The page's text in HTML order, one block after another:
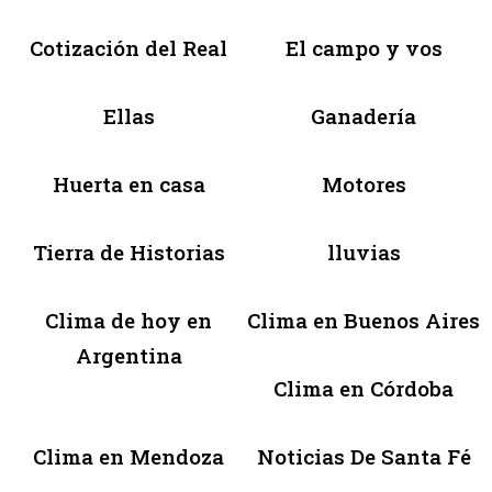
Cotización del Real El campo y vos
Ellas Ganadería
Huerta en casa Motores
Tierra de Historias lluvias
Clima de hoy en
Argentina
Clima en Buenos Aires
Clima en Córdoba
Clima en Mendoza Noticias De Santa Fé